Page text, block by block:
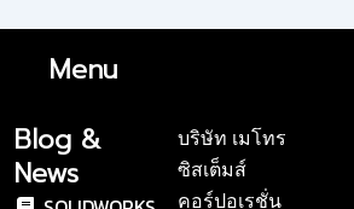
Menu
Blog &
News
บริษัท เมโทร
ซิสเต็มส์
คอร์ปอเรชั่น